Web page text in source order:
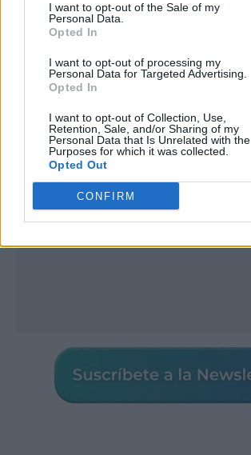
I want to opt-out of the Sale of my
Personal Data.
Opted In
I want to opt-out of processing my
Personal Data for Targeted Advertising.
Opted In
I want to opt-out of Collection, Use,
Retention, Sale, and/or Sharing of my
Personal Data that Is Unrelated with the
Purposes for which it was collected.
Opted Out
CONFIRM